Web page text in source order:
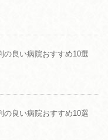
の良い病院おすすめ10選
の良い病院おすすめ10選